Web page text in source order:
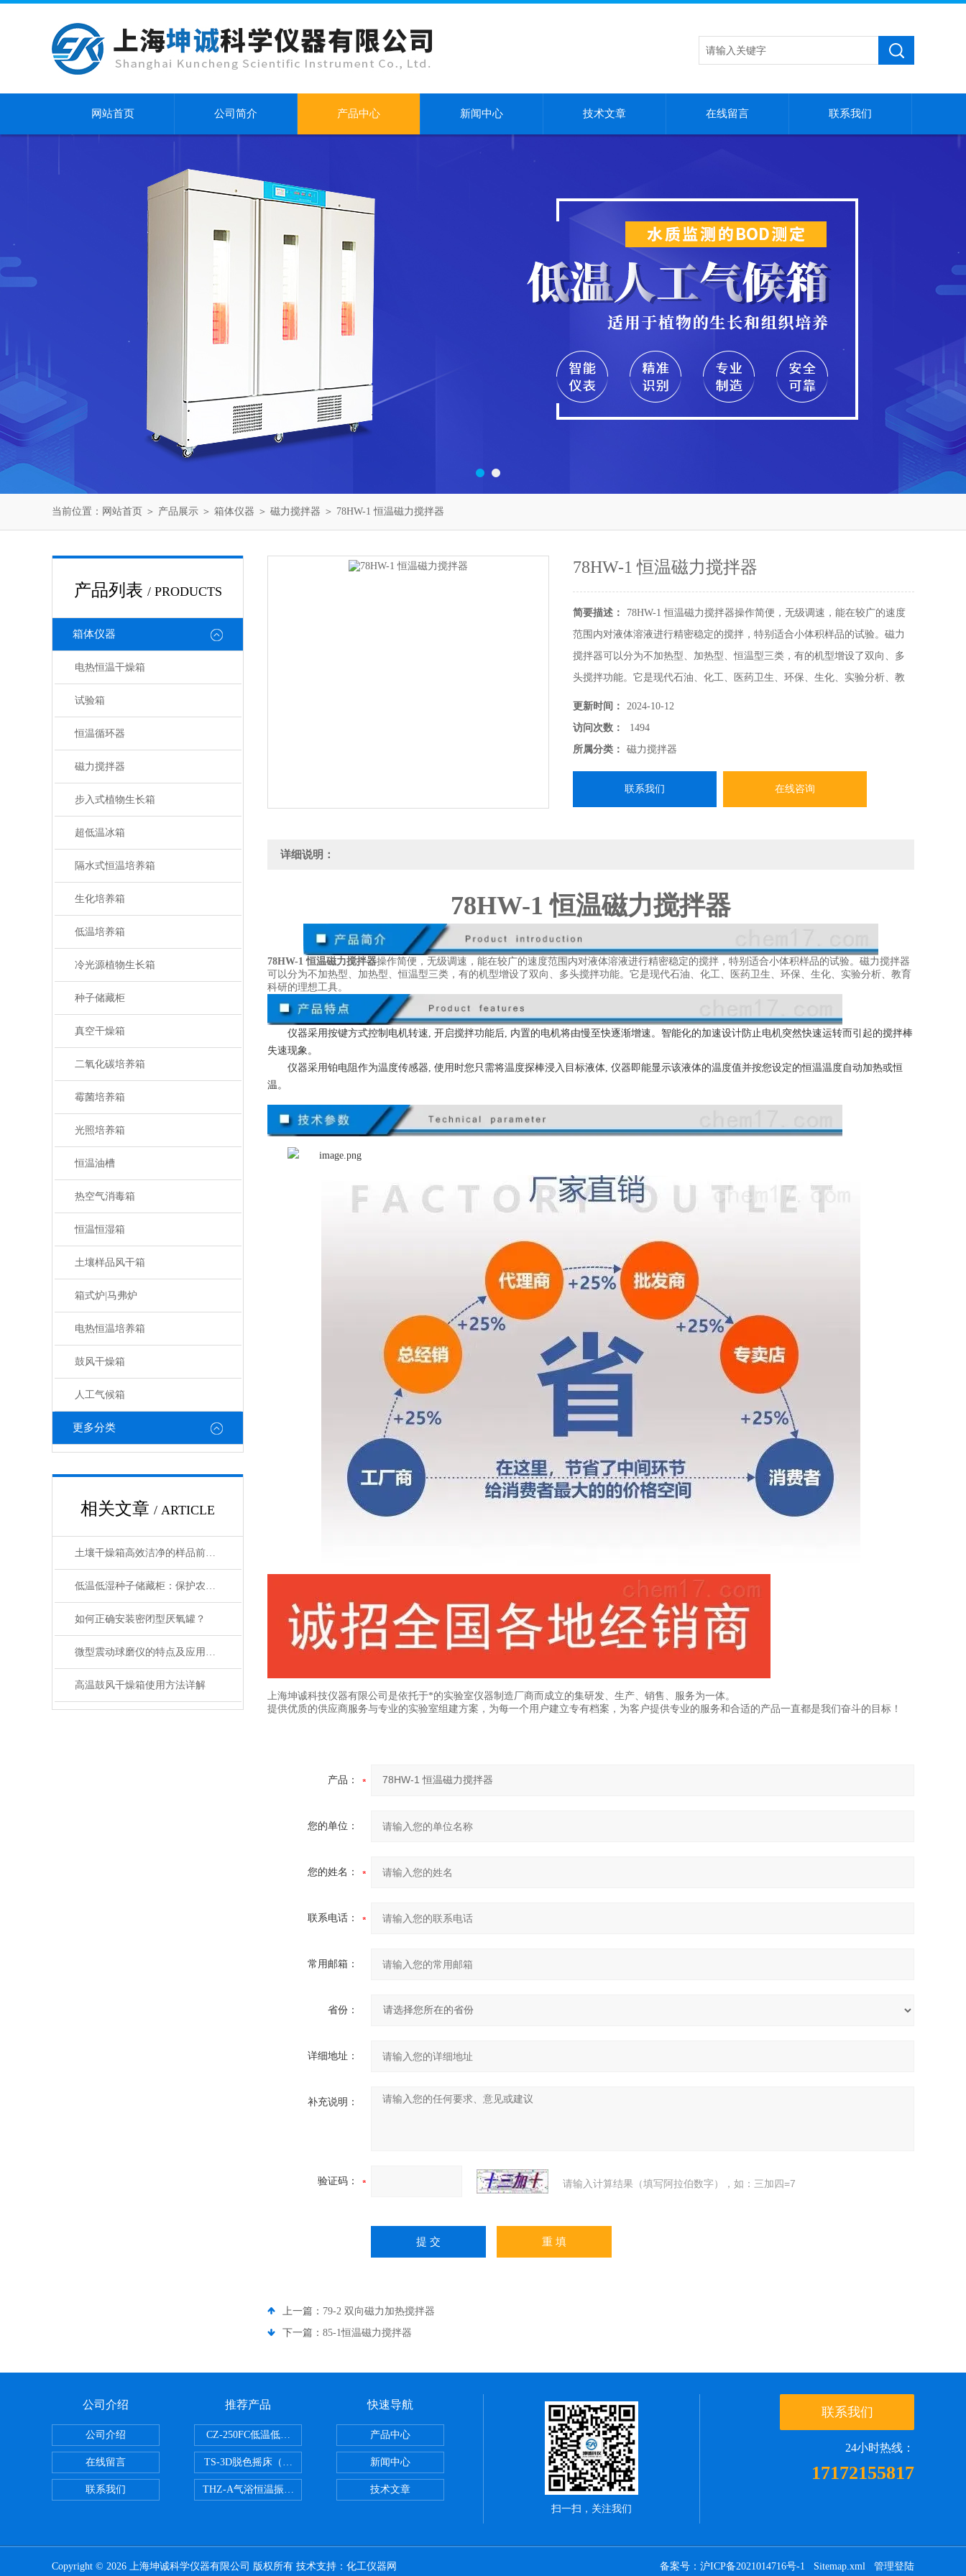
网站首页 公司简介 产品中心 新闻中心 技术文章 在线留言 联系我们
当前位置： 网站首页 ＞ 产品展示 ＞ 箱体仪器 ＞ 磁力搅拌器 ＞ 78HW-1 恒温磁力搅拌器
产品列表 / PRODUCTS
箱体仪器
电热恒温干燥箱
试验箱
恒温循环器
磁力搅拌器
步入式植物生长箱
超低温冰箱
隔水式恒温培养箱
生化培养箱
低温培养箱
冷光源植物生长箱
种子储藏柜
真空干燥箱
二氧化碳培养箱
霉菌培养箱
光照培养箱
恒温油槽
热空气消毒箱
恒温恒湿箱
土壤样品风干箱
箱式炉|马弗炉
电热恒温培养箱
鼓风干燥箱
人工气候箱
更多分类
相关文章 / ARTICLE
土壤干燥箱高效洁净的样品前处理设备
低温低湿种子储藏柜：保护农业未来的关键设备
如何正确安装密闭型厌氧罐？
微型震动球磨仪的特点及应用领域说明
高温鼓风干燥箱使用方法详解
78HW-1 恒温磁力搅拌器
简要描述：
78HW-1 恒温磁力搅拌器操作简便，无级调速，能在较广的速度
范围内对液体溶液进行精密稳定的搅拌，特别适合小体积样品的试验。磁力
搅拌器可以分为不加热型、加热型、恒温型三类，有的机型增设了双向、多
头搅拌功能。它是现代石油、化工、医药卫生、环保、生化、实验分析、教
育科研的理想工具。
更新时间：
2024-10-12
访问次数：
1494
所属分类：
磁力搅拌器
联系我们 在线咨询
详细说明：
78HW-1 恒温磁力搅拌器
78HW-1 恒温磁力搅拌器操作简便，无级调速，能在较广的速度范围内对液体溶液进行精密稳定的搅拌，特别适合小体积样品的试验。磁力搅拌器
可以分为不加热型、加热型、恒温型三类，有的机型增设了双向、多头搅拌功能。它是现代石油、化工、医药卫生、环保、生化、实验分析、教育
科研的理想工具。
仪器采用按键方式控制电机转速, 开启搅拌功能后, 内置的电机将由慢至快逐渐增速。智能化的加速设计防止电机突然快速运转而引起的搅拌棒
失速现象。
仪器采用铂电阻作为温度传感器, 使用时您只需将温度探棒浸入目标液体, 仪器即能显示该液体的温度值并按您设定的恒温温度自动加热或恒
温。
上海坤诚科技仪器有限公司是依托于*的实验室仪器制造厂商而成立的集研发、生产、销售、服务为一体。
提供优质的供应商服务与专业的实验室组建方案，为每一个用户建立专有档案，为客户提供专业的服务和合适的产品一直都是我们奋斗的目标！
产品：
您的单位：
您的姓名：
联系电话：
常用邮箱：
省份：
详细地址：
补充说明：
验证码： 请输入计算结果（填写阿拉伯数字），如：三加四=7
上一篇： 79-2 双向磁力加热搅拌器
下一篇： 85-1恒温磁力搅拌器
公司介绍
公司介绍
在线留言
联系我们
推荐产品
CZ-250FC低温低湿种子储藏柜
TS-3D脱色摇床（三维运动）
THZ-A气浴恒温振荡器
快速导航
产品中心
新闻中心
技术文章
扫一扫，关注我们
联系我们
24小时热线：
17172155817
Copyright © 2026 上海坤诚科学仪器有限公司 版权所有 技术支持： 化工仪器网 备案号：沪ICP备2021014716号-1 Sitemap.xml 管理登陆